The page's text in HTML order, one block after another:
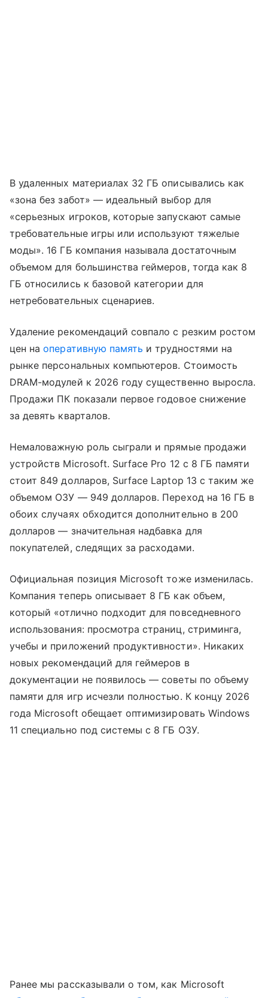
В удаленных материалах 32 ГБ описывались как
«зона без забот» — идеальный выбор для
«серьезных игроков, которые запускают самые
требовательные игры или используют тяжелые
моды». 16 ГБ компания называла достаточным
объемом для большинства геймеров, тогда как 8
ГБ относились к базовой категории для
нетребовательных сценариев.
Удаление рекомендаций совпало с резким ростом
цен наоперативную память и трудностями на
рынке персональных компьютеров. Стоимость
DRAM-модулей к 2026 году существенно выросла.
Продажи ПК показали первое годовое снижение
за девять кварталов.
Немаловажную роль сыграли и прямые продажи
устройств Microsoft. Surface Pro 12 с 8 ГБ памяти
стоит 849 долларов, Surface Laptop 13 с таким же
объемом ОЗУ — 949 долларов. Переход на 16 ГБ в
обоих случаях обходится дополнительно в 200
долларов — значительная надбавка для
покупателей, следящих за расходами.
Официальная позиция Microsoft тоже изменилась.
Компания теперь описывает 8 ГБ как объем,
который «отлично подходит для повседневного
использования: просмотра страниц, стриминга,
учебы и приложений продуктивности». Никаких
новых рекомендаций для геймеров в
документации не появилось — советы по объему
памяти для игр исчезли полностью. К концу 2026
года Microsoft обещает оптимизировать Windows
11 специально под системы с 8 ГБ ОЗУ.
Ранее мы рассказывали о том, как Microsoft